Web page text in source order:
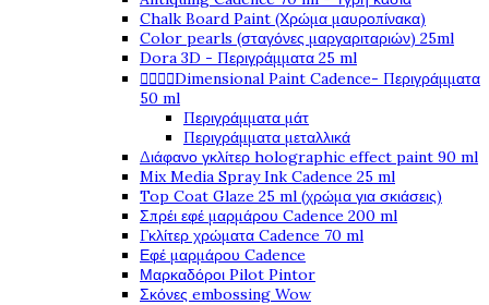
Chalk Board Paint (Χρώμα μαυροπίνακα)
Color pearls (σταγόνες μαργαριταριών) 25ml
Dora 3D - Περιγράμματα 25 ml
Dimensional Paint Cadence- Περιγράμματα
50 ml
Περιγράμματα μάτ
Περιγράμματα μεταλλικά
Διάφανο γκλίτερ holographic effect paint 90 ml
Mix Media Spray Ink Cadence 25 ml
Top Coat Glaze 25 ml (χρώμα για σκιάσεις)
Σπρέι εφέ μαρμάρου Cadence 200 ml
Γκλίτερ χρώματα Cadence 70 ml
Εφέ μαρμάρου Cadence
Μαρκαδόροι Pilot Pintor
Σκόνες embossing Wow